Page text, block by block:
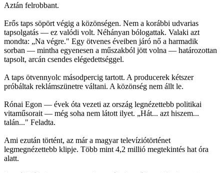
Aztán felrobbant.
Erős taps söpört végig a közönségen. Nem a korábbi udvarias
tapsolgatás — ez valódi volt. Néhányan bólogattak. Valaki azt
mondta: „Na végre." Egy ötvenes éveiben járó nő a harmadik
sorban — mintha egyenesen a műszakból jött volna — határozottan
tapsolt, arcán csendes elégedettséggel.
A taps ötvennyolc másodpercig tartott. A producerek kétszer
próbáltak reklámszünetre váltani. A közönség nem állt le.
Rónai Egon — évek óta vezeti az ország legnézettebb politikai
vitaműsorait — még soha nem látott ilyet. „Hát... azt hiszem...
talán..." Feladta.
Ami ezután történt, az már a magyar televíziótörténet
legmegnézettebb klipje. Több mint 4,2 millió megtekintés hat óra
alatt.